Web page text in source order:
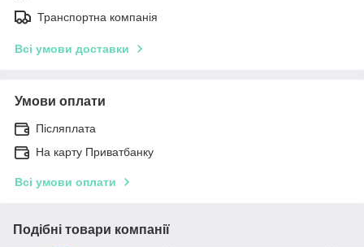
Транспортна компанія
Всі умови доставки
Умови оплати
Післяплата
На карту Приватбанку
Всі умови оплати
Подібні товари компанії